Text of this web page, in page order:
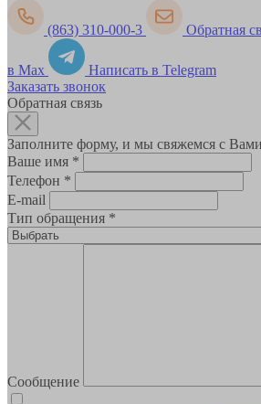
(863) 310-000-3 Обратная
в Max
Написать в Telegram
Заказать звонок
Обратная связь
Заполните форму, и мы свяжемся с
Ваше имя *
Телефон *
E-mail
Тип обращения *
Сообщение